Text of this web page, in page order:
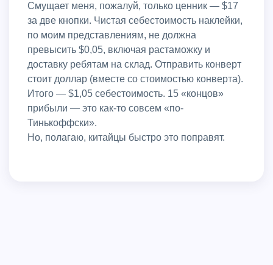
Смущает меня, пожалуй, только ценник — $17
за две кнопки. Чистая себестоимость наклейки,
по моим представлениям, не должна
превысить $0,05, включая растаможку и
доставку ребятам на склад. Отправить конверт
стоит доллар (вместе со стоимостью конверта).
Итого — $1,05 себестоимость. 15 «концов»
прибыли — это как-то совсем «по-
Тинькоффски».
Но, полагаю, китайцы быстро это поправят.